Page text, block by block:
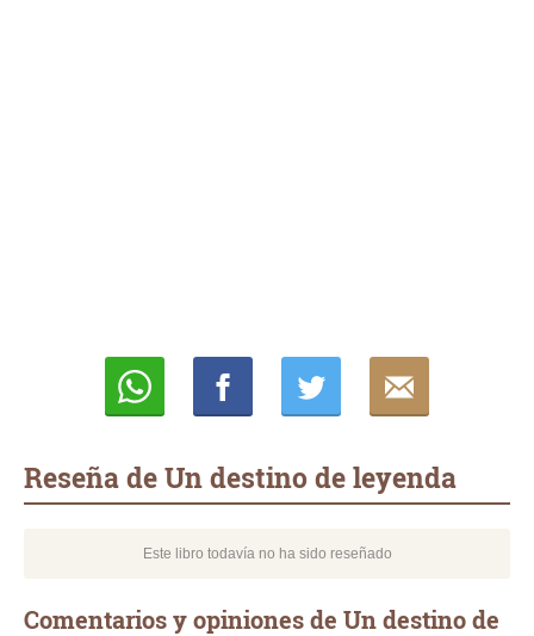
Reseña de Un destino de leyenda
Este libro todavía no ha sido reseñado
Comentarios y opiniones de Un destino de